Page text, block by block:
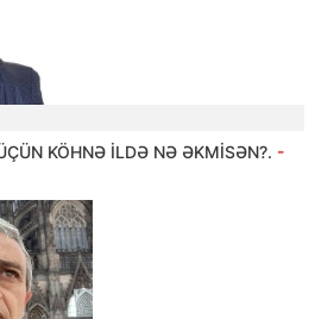
KÖHNƏ İLDƏ NƏ ƏKMİSƏN?. -